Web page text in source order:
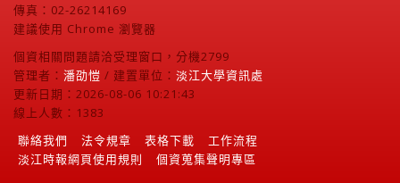
版權所有：淡江時報與媒體中心
電話：02-26250584
傳真：02-26214169
建議使用 Chrome 瀏覽器
個資相關問題請洽受理窗口，分機2799
管理者： 潘劭愷/ 建置單位：
更新日期：2026-08-06 10:21:43
線上人數：1383